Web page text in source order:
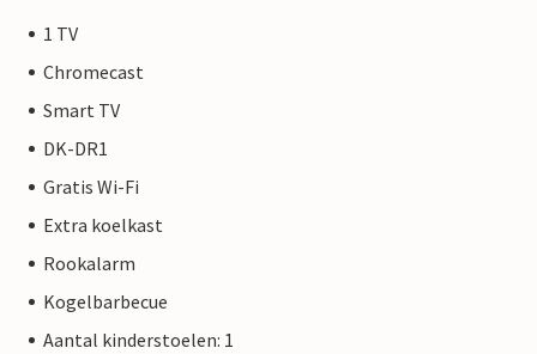
1 TV
Chromecast
Smart TV
DK-DR1
Gratis Wi-Fi
Extra koelkast
Rookalarm
Kogelbarbecue
Aantal kinderstoelen: 1